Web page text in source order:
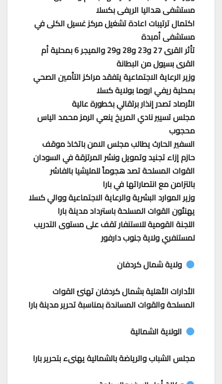
مستشفى هداليا الريفى بكسلا
اكتمال ترتيبات اعادة تشغيل مركز غسيل الكلى في
مستشفى أمبدة
تأثر القرى 27 و23 و28 و29 والميجر 6 بمحلية أم
القرى بسيول من البطانة
وزير الرعاية الاجتماعية يتفقد مراكز التأمين الصحي
بمحلية ريفي اروما بولاية كسلا
الأرصاد تصدر إنذار برتقالي بخطورة عالية
مجلس تسيير نادي المريخ ينعي الرمز محمد الياس
محجوب
السفير الحارث يطالب مجلس الامن باتخاذ موقف
حازم إزاء تجنيد وتمويل ونشر المرتزقة في السودان
القوات المسلحة تصد هجوماً للمليشيا بالفاشر
بالتزامن مع انتصاراتها في بارا
وزير الموارد البشرية والرعاية الاجتماعية ووالي كسلا
يهنئون القوات المسلحة باسترداد مدينة بارا
اللجنة القومية للاستنفار تقف على مستوى التدريب
لمستنفري ولاية جنوب دارفور
ولاية شمال كردفان
الأدارات الأهلية بشمال كردفان تهنئ القوات
المسلحة والقوات المساندة بمناسبة تحرير مدينة بارا
الولاية الشمالية
مجلس الشباب والرياضة بالشمالية يهنىء بتحرير بارا